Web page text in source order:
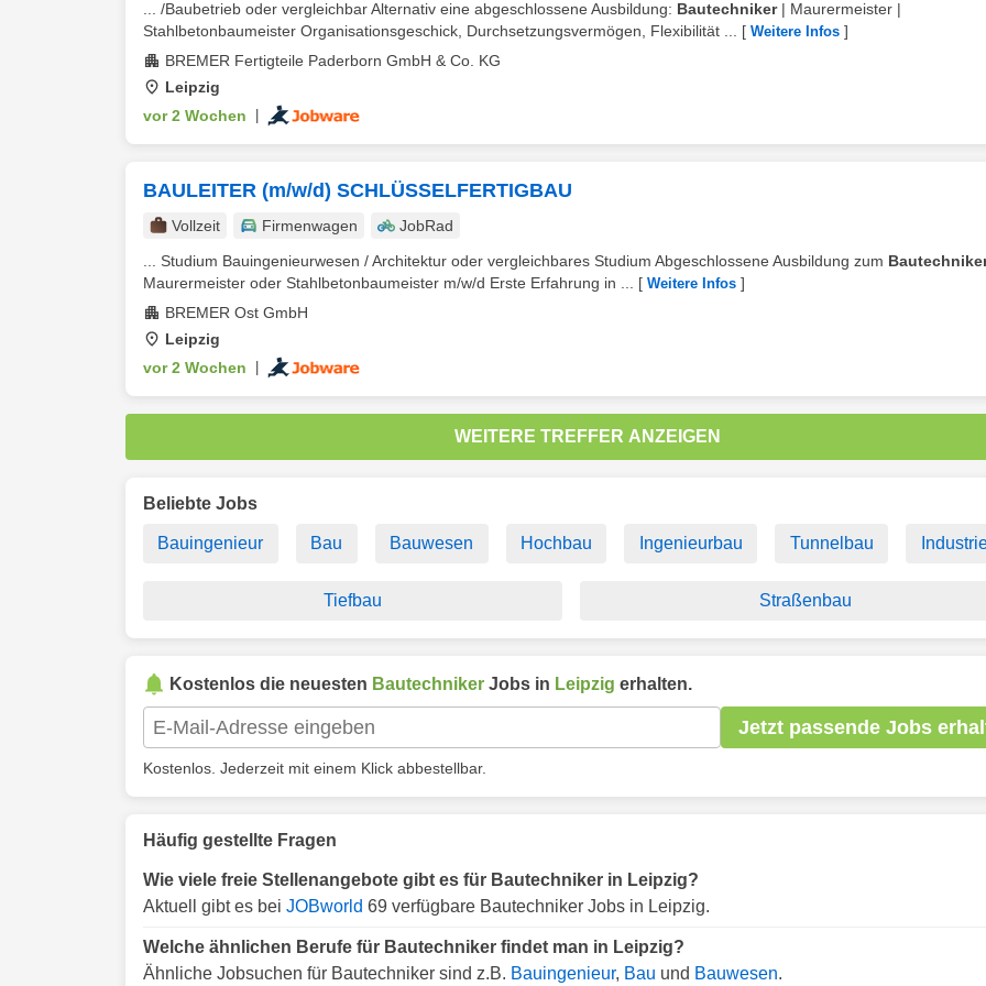
... /Baubetrieb oder vergleichbar Alternativ eine abgeschlossene Ausbildung: Bautechniker| Maurermeister |
Stahlbetonbaumeister Organisationsgeschick, Durchsetzungsvermögen, Flexibilität ...
[ Weitere Infos ]
BREMER Fertigteile Paderborn GmbH & Co. KG
Leipzig
vor 2 Wochen
BAULEITER (m/w/d) SCHLÜSSELFERTIGBAU
Vollzeit Firmenwagen
JobRad
... Studium Bauingenieurwesen / Architektur oder vergleichbares Studium Abgeschlossene Ausbildung zum
Maurermeister oder Stahlbetonbaumeister m/w/d Erste Erfahrung in ...
[ Weitere Infos ]
BREMER Ost GmbH
Leipzig
vor 2 Wochen
WEITERE TREFFER ANZEIGEN
Beliebte Jobs
Bauingenieur Bau Bauwesen Hochbau Ingenieurbau Tunnelbau
Tiefbau Straßenbau
Kostenlos die neuesten Bautechniker Jobs in Leipzig erhalten.
Jetzt passende Jobs
Kostenlos. Jederzeit mit einem Klick abbestellbar.
Häufig gestellte Fragen
Wie viele freie Stellenangebote gibt es für Bautechniker in Leipzig?
Aktuell gibt es bei JOBworld 69 verfügbare Bautechniker Jobs in Leipzig.
Welche ähnlichen Berufe für Bautechniker findet man in Leipzig?
Ähnliche Jobsuchen für Bautechniker sind z.B. Bauingenieur, Bau und Bauwesen.